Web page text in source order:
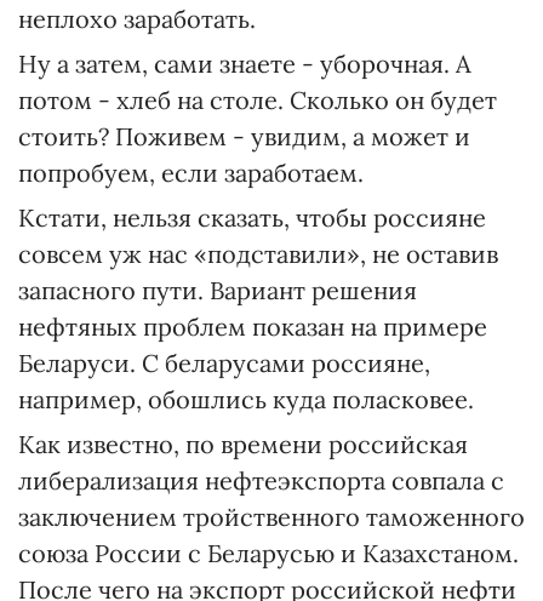
неплохо заработать.
Ну а затем, сами знаете - уборочная. А
потом - хлеб на столе. Сколько он будет
стоить? Поживем - увидим, а может и
попробуем, если заработаем.
Кстати, нельзя сказать, чтобы россияне
совсем уж нас «подставили», не оставив
запасного пути. Вариант решения
нефтяных проблем показан на примере
Беларуси. С беларусами россияне,
например, обошлись куда поласковее.
Как известно, по времени российская
либерализация нефтеэкспорта совпала с
заключением тройственного таможенного
союза России с Беларусью и Казахстаном.
После чего на экспорт российской нефти